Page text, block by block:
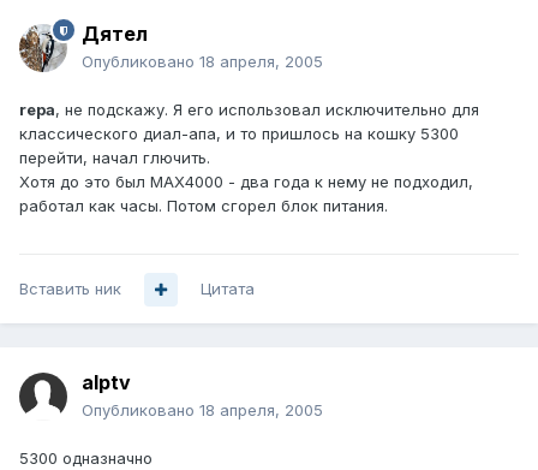
Дятел
Опубликовано 18 апреля, 2005
repa, не подскажу. Я его использовал исключительно для
классического диал-апа, и то пришлось на кошку 5300
перейти, начал глючить.
Хотя до это был МАХ4000 - два года к нему не подходил,
работал как часы. Потом сгорел блок питания.
Вставить ник Цитата
alptv
Опубликовано 18 апреля, 2005
5300 одназначно